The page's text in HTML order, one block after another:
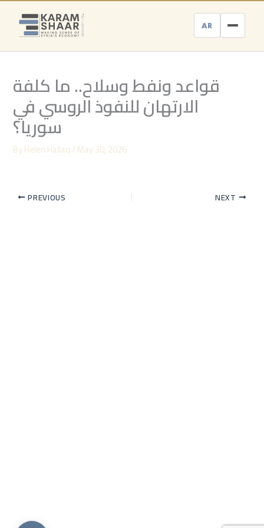
Skip
content
AR
قواعد ونفط وسلاح.. ما كلفة
الارتهان للنفوذ الروسي في
سوريا؟
ByHelen Hallaq/May 30, 2026
PREVIOUS NEXT